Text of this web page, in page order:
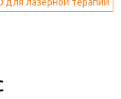
для лазерной терапии